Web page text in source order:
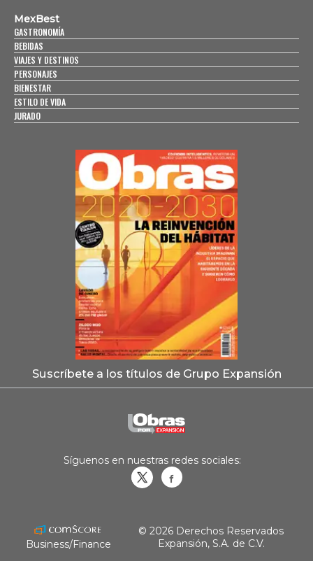
MexBest
GASTRONOMÍA
BEBIDAS
VIAJES Y DESTINOS
PERSONAJES
BIENESTAR
ESTILO DE VIDA
JURADO
Suscríbete a los títulos de Grupo Expansión
Síguenos en nuestras redes sociales:
Business/Finance
© 2026 Derechos Reservados
Expansión, S.A. de C.V.